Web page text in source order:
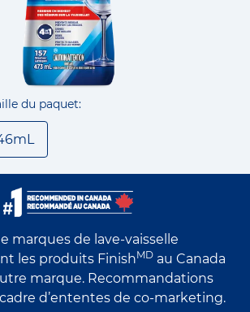
du paquet:
marques de lave-vaisselle
les produits FinishMD au Canada
marque. Recommandations
d’ententes de co-marketing.